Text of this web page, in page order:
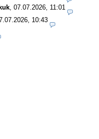
07.07.2026, 11:01
10:43